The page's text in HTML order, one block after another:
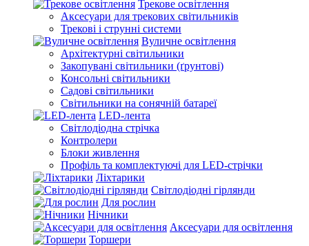
Трекове освітлення
Аксесуари для трекових світильників
Трекові і струнні системи
Вуличне освітлення
Архітектурні світильники
Закопувані світильники (ґрунтові)
Консольні світильники
Садові світильники
Світильники на сонячній батареї
LED-лента
Світлодіодна стрічка
Контролери
Блоки живлення
Профіль та комплектуючі для LED-стрічки
Ліхтарики
Світлодіодні гірлянди
Для рослин
Нічники
Аксесуари для освітлення
Торшери